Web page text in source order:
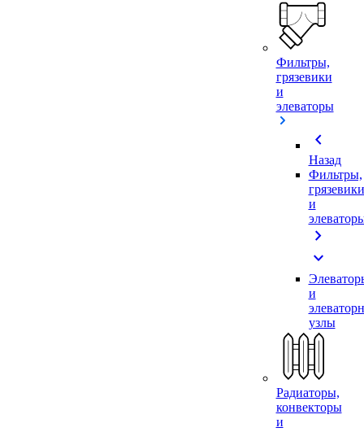
Фильтры,
грязевики
и
элеваторы
chevron_left
Назад
Фильтры,
грязевики
и
chevron_right
expand_more
и
узлы
Радиаторы,
конвекторы
и